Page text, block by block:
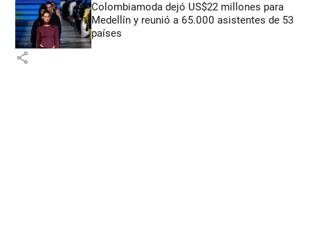
Colombiamoda dejó US$22 millones para
Medellín y reunió a 65.000 asistentes de 53
países
share